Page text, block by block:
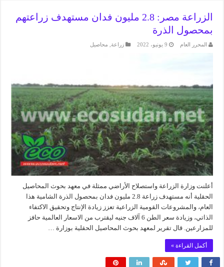
الزراعة مصر: 2.8 مليون فدان مستهدف زراعتهم
بمحصول الذرة
المحرر العام 9 يونيو، 2022 زراعة محاصيل
أعلنت وزارة الزراعة واستصلاح الأراضي ممثلة في معهد بحوث المحاصيل
الحقلية أنه مستهدف زراعة 2.8 مليون فدان بمحصول الذرة الشامية هذا
العام، والمشروعات القومية الزراعية تعزز زيادة الإنتاج وتحقيق الاكتفاء
الذاتي، وزيادة سعر الطن 6 آلاف جنيه ليقترب من الاسعار العالمية حافز
للمزارعين. قال تقرير لمعهد بحوث المحاصيل الحقلية بوزارة …
أكمل القراءة »